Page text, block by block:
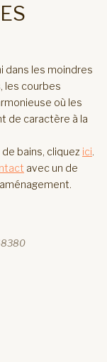
dans les moindres
les courbes
où les
de caractère à la
bains, cliquez ici.
avec un de